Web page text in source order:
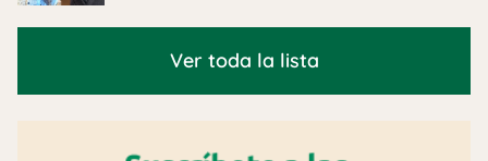
Ver toda la lista